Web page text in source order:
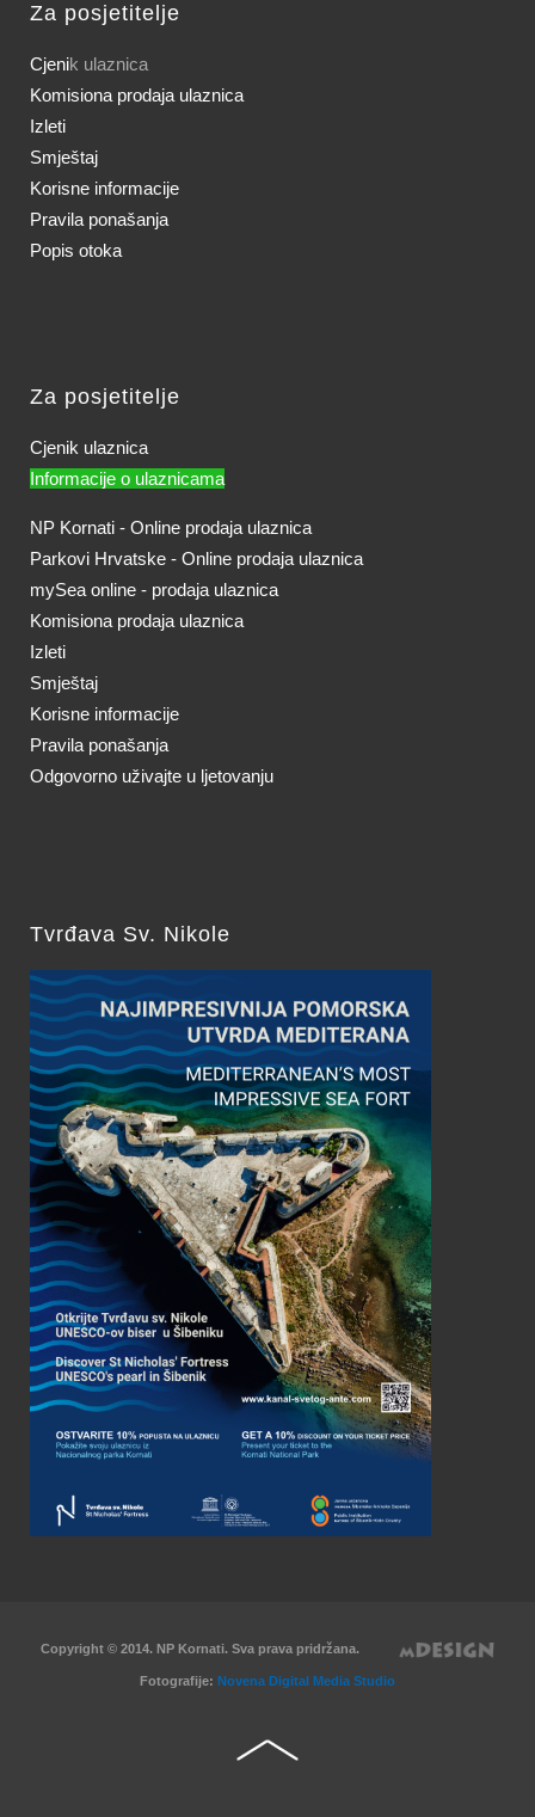
Za posjetitelje
Cjenik ulaznica
Komisiona prodaja ulaznica
Izleti
Smještaj
Korisne informacije
Pravila ponašanja
Popis otoka
Za posjetitelje
Cjenik ulaznica
Informacije o ulaznicama
NP Kornati - Online prodaja ulaznica
Parkovi Hrvatske - Online prodaja ulaznica
mySea online - prodaja ulaznica
Komisiona prodaja ulaznica
Izleti
Smještaj
Korisne informacije
Pravila ponašanja
Odgovorno uživajte u ljetovanju
Tvrđava Sv. Nikole
Copyright © 2014. NP Kornati. Sva prava pridržana.
Fotografije: Novena Digital Media Studio